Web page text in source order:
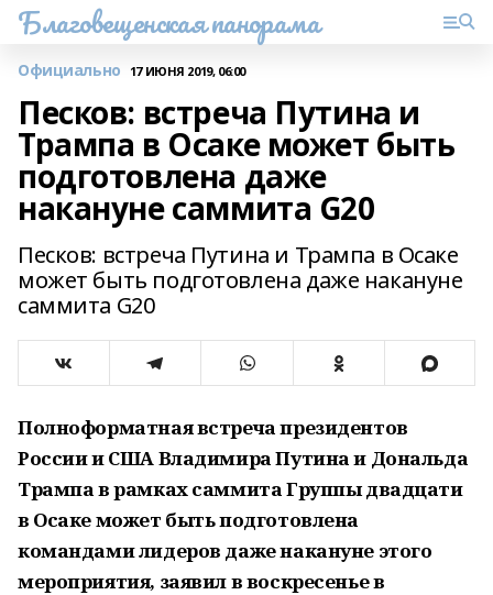
Благовещенская панорама
Официально 17 ИЮНЯ 2019, 06:00
Песков: встреча Путина и
Трампа в Осаке может быть
подготовлена даже
накануне саммита G20
Песков: встреча Путина и Трампа в Осаке
может быть подготовлена даже накануне
саммита G20
Полноформатная встреча президентов
России и США Владимира Путина и Дональда
Трампа в рамках саммита Группы двадцати
в Осаке может быть подготовлена
командами лидеров даже накануне этого
мероприятия, заявил в воскресенье в